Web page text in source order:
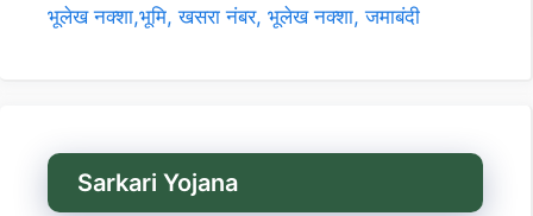
भूलेख नक्शा,भूमि, खसरा नंबर, भूलेख नक्शा, जमाबंदी
Sarkari Yojana